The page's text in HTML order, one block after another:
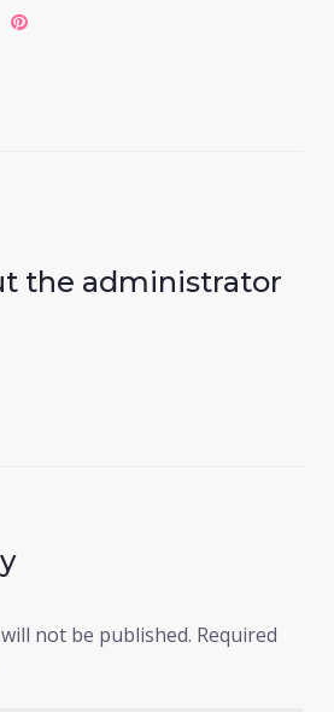
Pinterest
the administrator
not be published. Required